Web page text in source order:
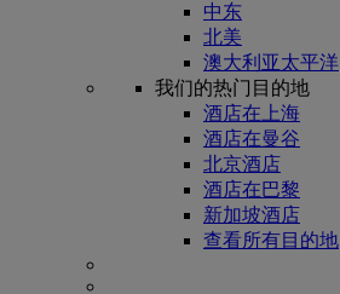
中东
北美
澳大利亚太平洋
我们的热门目的地
酒店在上海
酒店在曼谷
北京酒店
酒店在巴黎
新加坡酒店
查看所有目的地